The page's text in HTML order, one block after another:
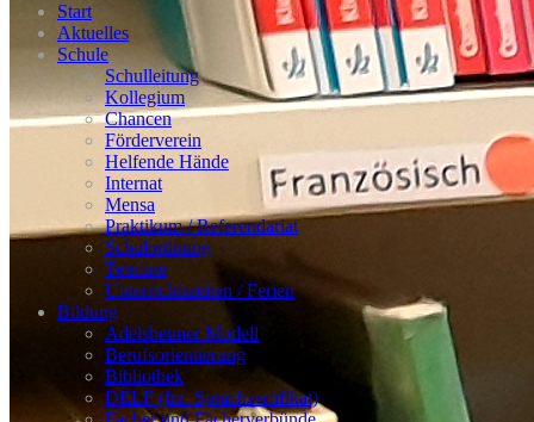
Start
Aktuelles
Schule
Schulleitung
Kollegium
Chancen
Förderverein
Helfende Hände
Internat
Mensa
Praktikum / Referendariat
Schulordnung
Termine
Unterrichtszeiten / Ferien
Bildung
Adelsheimer Modell
Berufsorientierung
Bibliothek
DELF (frz. Sprachzertifikat)